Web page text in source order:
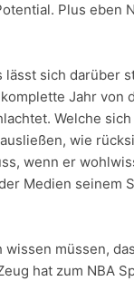
Plus eben
lässt sich darüber
Jahr von
Welche
wie
wenn er
Medien seinem
wissen müssen,
hat zum NBA